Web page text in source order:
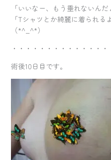
「いいなー、もう垂れないんだ
「Tシャツとか綺麗に着られる
（*^_^*）
・・・・・・・・・・・・・
術後10日目です。